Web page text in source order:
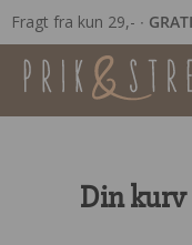
Fragt fra kun 29,- ∙
Din kurv